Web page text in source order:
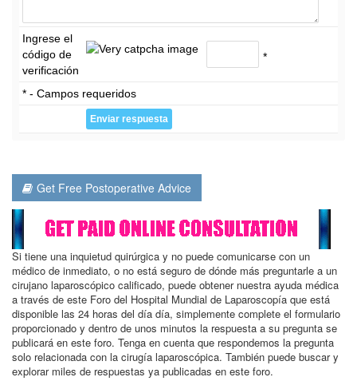
Ingrese el
código de
verificación
*
* - Campos requeridos
Get Free Postoperative Advice
Si tiene una inquietud quirúrgica y no puede comunicarse con un
médico de inmediato, o no está seguro de dónde más preguntarle a un
cirujano laparoscópico calificado, puede obtener nuestra ayuda médica
a través de este Foro del Hospital Mundial de Laparoscopía que está
disponible las 24 horas del día día, simplemente complete el formulario
proporcionado y dentro de unos minutos la respuesta a su pregunta se
publicará en este foro. Tenga en cuenta que respondemos la pregunta
solo relacionada con la cirugía laparoscópica. También puede buscar y
explorar miles de respuestas ya publicadas en este foro.